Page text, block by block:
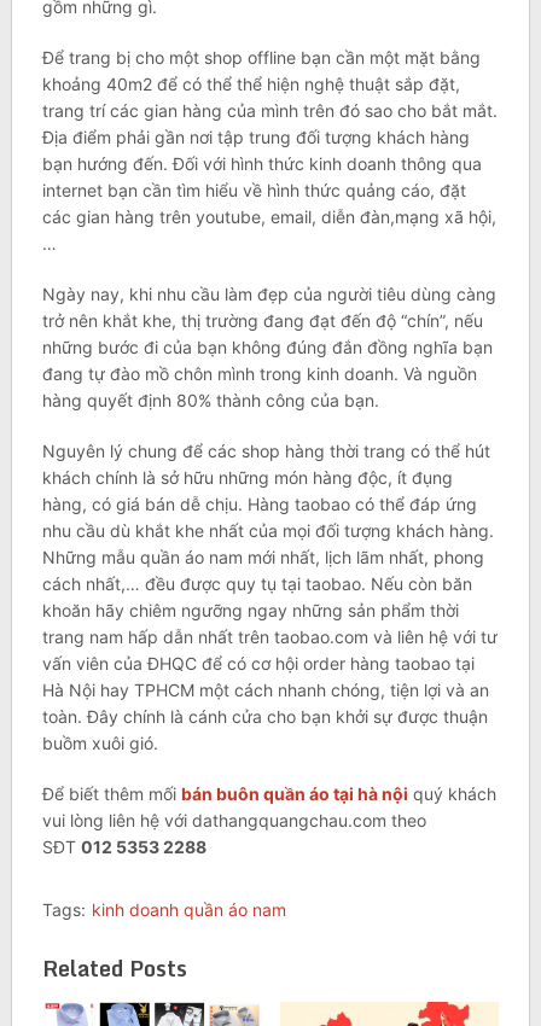
gồm những gì.
Để trang bị cho một shop offline bạn cần một mặt bằng
khoảng 40m2 để có thể thể hiện nghệ thuật sắp đặt,
trang trí các gian hàng của mình trên đó sao cho bắt mắt.
Địa điểm phải gần nơi tập trung đối tượng khách hàng
bạn hướng đến. Đối với hình thức kinh doanh thông qua
internet bạn cần tìm hiểu về hình thức quảng cáo, đặt
các gian hàng trên youtube, email, diễn đàn,mạng xã hội,
…
Ngày nay, khi nhu cầu làm đẹp của người tiêu dùng càng
trở nên khắt khe, thị trường đang đạt đến độ “chín”, nếu
những bước đi của bạn không đúng đắn đồng nghĩa bạn
đang tự đào mồ chôn mình trong kinh doanh. Và nguồn
hàng quyết định 80% thành công của bạn.
Nguyên lý chung để các shop hàng thời trang có thể hút
khách chính là sở hữu những món hàng độc, ít đụng
hàng, có giá bán dễ chịu. Hàng taobao có thể đáp ứng
nhu cầu dù khắt khe nhất của mọi đối tượng khách hàng.
Những mẫu quần áo nam mới nhất, lịch lãm nhất, phong
cách nhất,… đều được quy tụ tại taobao. Nếu còn băn
khoăn hãy chiêm ngưỡng ngay những sản phẩm thời
trang nam hấp dẫn nhất trên taobao.com và liên hệ với tư
vấn viên của ĐHQC để có cơ hội order hàng taobao tại
Hà Nội hay TPHCM một cách nhanh chóng, tiện lợi và an
toàn. Đây chính là cánh cửa cho bạn khởi sự được thuận
buồm xuôi gió.
Để biết thêm mối bán buôn quần áo tại hà nội quý khách
vui lòng liên hệ với dathangquangchau.com theo
SĐT 012 5353 2288
Tags: kinh doanh quần áo nam
Related Posts